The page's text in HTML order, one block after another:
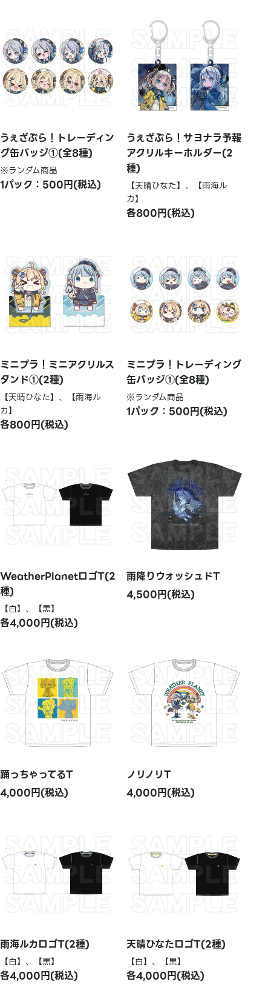
うぇざぷら！トレーディン
グ缶バッジ①(全8種)
※ランダム商品
1パック：500円(税込)
うぇざぷら！サヨナラ予報
アクリルキーホルダー(2
種)
【天晴ひなた】、【雨海ル
カ】
各800円(税込)
ミニプラ！ミニアクリルス
タンド①(2種)
【天晴ひなた】、【雨海ル
カ】
各800円(税込)
ミニプラ！トレーディング
缶バッジ①(全8種)
※ランダム商品
1パック：500円(税込)
WeatherPlanetロゴT(2
種)
【白】、【黒】
各4,000円(税込)
雨降りウォッシュドT
4,500円(税込)
踊っちゃってるT
4,000円(税込)
ノリノリT
4,000円(税込)
雨海ルカロゴT(2種)
【白】、【黒】
各4,000円(税込)
天晴ひなたロゴT(2種)
【白】、【黒】
各4,000円(税込)